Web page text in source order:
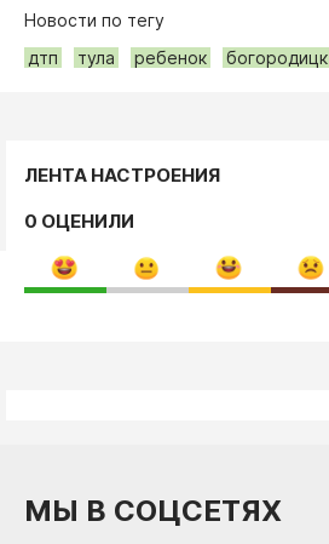
Новости по тегу
дтп
тула ребенок богородицк
ЛЕНТА НАСТРОЕНИЯ
0 ОЦЕНИЛИ
МЫ В СОЦСЕТЯХ